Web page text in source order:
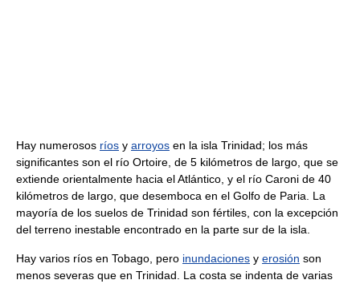
Hay numerosos ríos y arroyos en la isla Trinidad; los más
significantes son el río Ortoire, de 5 kilómetros de largo, que se
extiende orientalmente hacia el Atlántico, y el río Caroni de 40
kilómetros de largo, que desemboca en el Golfo de Paria. La
mayoría de los suelos de Trinidad son fértiles, con la excepción
del terreno inestable encontrado en la parte sur de la isla.
Hay varios ríos en Tobago, pero inundaciones y erosión son
menos severas que en Trinidad. La costa se indenta de varias